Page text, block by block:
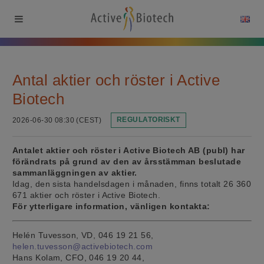
Antal aktier och röster i Active
Biotech
2026-06-30 08:30 (CEST) REGULATORISKT
Antalet aktier och röster i Active Biotech AB (publ) har
förändrats på grund av den av årsstämman beslutade
sammanläggningen av aktier.
Idag, den sista handelsdagen i månaden, finns totalt 26 360
671 aktier och röster i Active Biotech.
För ytterligare information, vänligen kontakta:
Helén Tuvesson, VD, 046 19 21 56,
helen.tuvesson@activebiotech.com
Hans Kolam, CFO, 046 19 20 44,